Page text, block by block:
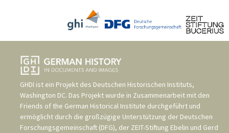
GHDI ist ein Projekt des Deutschen Historischen Instituts,
Washington DC. Das Projekt wurde in Zusammenarbeit mit den
Friends of the German Historical Institute durchgeführt und
ermöglicht durch die großzügige Unterstützung der Deutschen
Forschungsgemeinschaft (DFG), der ZEIT-Stiftung Ebelin und Gerd